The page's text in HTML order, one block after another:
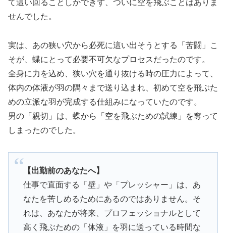
て這い回ることしかできず、ついに空を飛ぶことはありま
せんでした。
実は、あの狭い穴から必死に這い出そうとする「苦闘」こ
そが、蝶にとって必要不可欠なプロセスだったのです。
全身に力を込め、狭い穴を通り抜ける時の圧力によって、
体内の体液が羽の隅々まで送り込まれ、初めて空を飛ぶた
めの立派な羽が完成する仕組みになっていたのです。
男の「親切」は、蝶から「空を飛ぶための試練」を奪って
しまったのでした。
【出勤前のあなたへ】
仕事で直面する「壁」や「プレッシャー」は、あ
なたを苦しめるためにあるのではありません。そ
れは、あなたが将来、プロフェッショナルとして
高く飛ぶための「体液」を羽に送っている時間な